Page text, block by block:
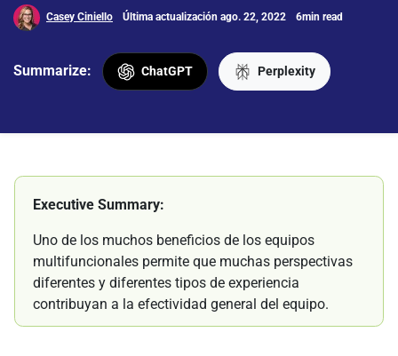
Casey Ciniello Última actualización ago. 22, 2022 6min read
Summarize: ChatGPT Perplexity
Executive Summary:
Uno de los muchos beneficios de los equipos
multifuncionales permite que muchas perspectivas
diferentes y diferentes tipos de experiencia
contribuyan a la efectividad general del equipo.